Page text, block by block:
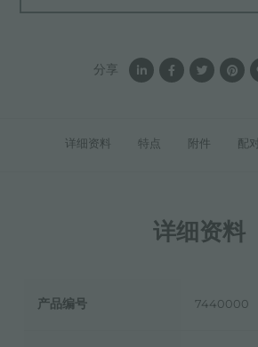
详细资料 特点 附件 配对
详细资料
产品编号 7440000
分享